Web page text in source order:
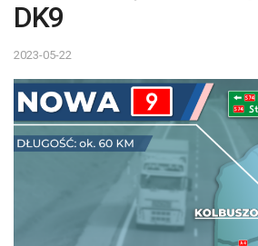
DK9
2023-05-22